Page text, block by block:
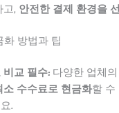
고, 안전한 결제 환경을
화 방법과 팁
비교 필수:다양한 업체의
소 수수료로 현금화할 수
.